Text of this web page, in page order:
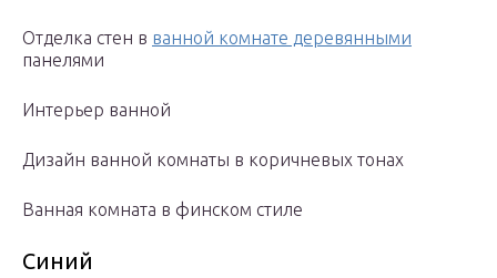
Отделка стен в ванной комнате деревянными
панелями
Интерьер ванной
Дизайн ванной комнаты в коричневых тонах
Ванная комната в финском стиле
Синий